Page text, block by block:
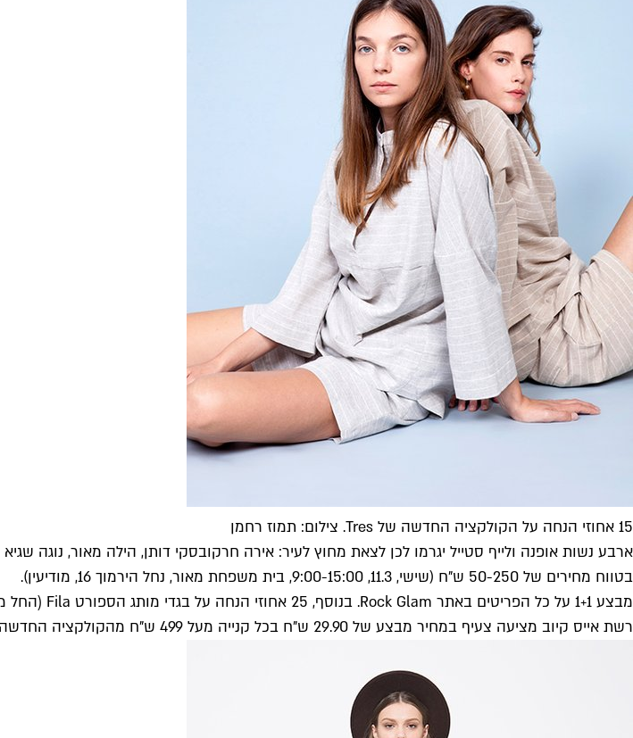
15 אחוזי הנחה על הקולקציה החדשה של Tres. צילום: תמוז רחמן
ארבע נשות אופנה ולייף סטייל יגרמו לכן לצאת מחוץ לעיר: אירה חרקובסקי דותן, הילה מאור, נוגה
בטווח מחירים של 50-250 ש"ח (שישי, 11.3, 9:00-15:00, בית משפחת מאור, נחל הירמוך 16, מודיעין).
מבצע 1+1 על כל הפריטים באתר Rock Glam. בנוסף, 25 אחוזי הנחה על בגדי מותג הספורט Fila (החל מיום חמישי, 10.3, ועד גמר המלאי).
רשת אייס קיוב מציעה צעיף במחיר מבצע של 29.90 ש"ח בכל קנייה מעל 499 ש"ח מהקולקציה החדשה (עד 12.3, בחנויות הרשת).